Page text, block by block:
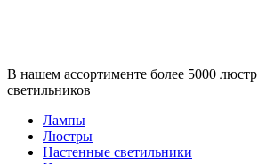
В нашем ассортименте более 5000
светильников
Лампы
Люстры
Настенные светильники